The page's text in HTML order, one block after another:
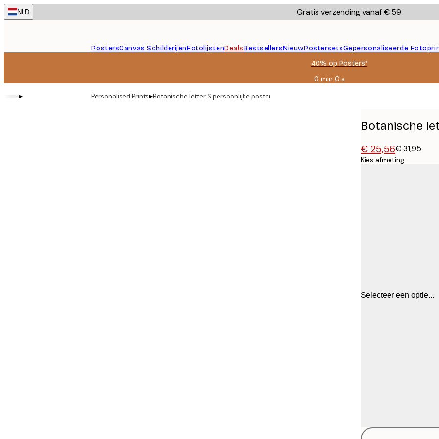
Skip
to
NLD Gratis verzending vanaf € 59
PostersCanvas SchilderijenFotolijstenDealsBestsellersNieuwPostersetsGepersonaliseerde
40% op Posters*
0 min 0 s
Geldig
▸ Personalised Prints▸Botanische letter S persoonlijke poster
Botanische
€ 25,56€ 31,95
Kies afmeting
Selecteer een optie...